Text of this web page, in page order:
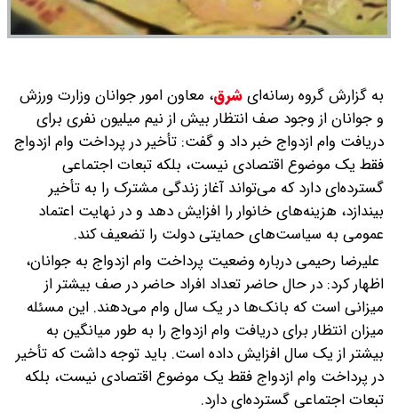
به گزارش گروه رسانه‌ایشرق، معاون امور جوانان وزارت ورزش
و جوانان از وجود صف انتظار بیش از نیم میلیون نفری برای
دریافت وام ازدواج خبر داد و گفت: تأخیر در پرداخت وام ازدواج
فقط یک موضوع اقتصادی نیست، بلکه تبعات اجتماعی
گسترده‌ای دارد که می‌تواند آغاز زندگی مشترک را به تأخیر
بیندازد، هزینه‌های خانوار را افزایش دهد و در نهایت اعتماد
عمومی به سیاست‌های حمایتی دولت را تضعیف کند.
علیرضا رحیمی درباره وضعیت پرداخت وام ازدواج به جوانان،
اظهار کرد: در حال حاضر تعداد افراد حاضر در صف بیشتر از
میزانی است که بانک‌ها در یک سال وام می‌دهند. این مسئله
میزان انتظار برای دریافت وام ازدواج را به طور میانگین به
بیشتر از یک سال افزایش داده است. باید توجه داشت که تأخیر
در پرداخت وام ازدواج فقط یک موضوع اقتصادی نیست، بلکه
تبعات اجتماعی گسترده‌ای دارد.